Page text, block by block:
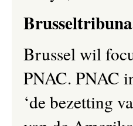
Brussel wil
PNAC. PNAC
‘de bezetting